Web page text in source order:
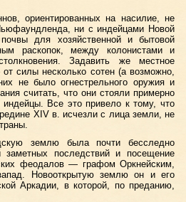
ориентированных на насилие, не
ни с индейцами Новой
для хозяйственной и бытовой
раскопок, между колонистами и
Задавить же местное
силы несколько сотен (а возможно,
не было огнестрельного оружия и
считать, что они стояли примерно
индейцы. Все это привело к тому, что
XIV в. исчезли с лица земли, не
землю была почти бесследно
последствий и посещение
феодалов — графом Оркнейским,
Новооткрытую землю он и его
Аркадии, в которой, по преданию,